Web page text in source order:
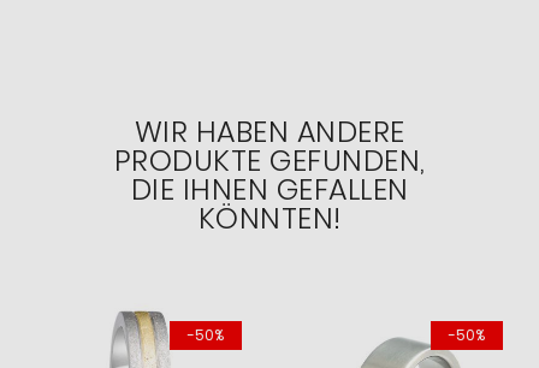
WIR HABEN ANDERE
PRODUKTE GEFUNDEN,
DIE IHNEN GEFALLEN
KÖNNTEN!
-50% -50%